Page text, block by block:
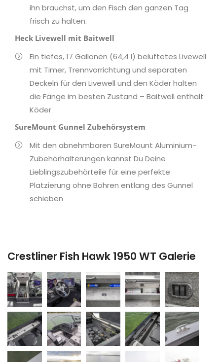
ihn brauchst, um den Fisch den ganzen Tag
frisch zu halten.
Heck Livewell mit Baitwell
Ein tiefes, 17 Gallonen (64,4 l) belüftetes Livewell
mit Timer, Trennvorrichtung und separaten
Deckeln für den Livewell und den Köder halten
die Fänge im besten Zustand – Baitwell enthält
Köder
SureMount Gunnel Zubehörsystem
Mit den abnehmbaren SureMount Aluminium-
Zubehörhalterungen kannst Du Deine
Lieblingszubehörteile für eine perfekte
Platzierung ohne Bohren entlang des Gunnel
schieben
Crestliner Fish Hawk 1950 WT Galerie